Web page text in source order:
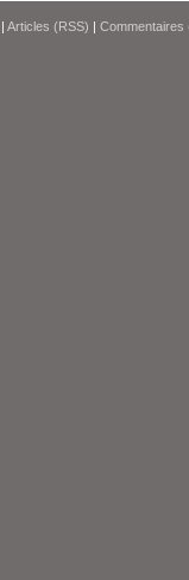
| Articles (RSS) | Commentaires